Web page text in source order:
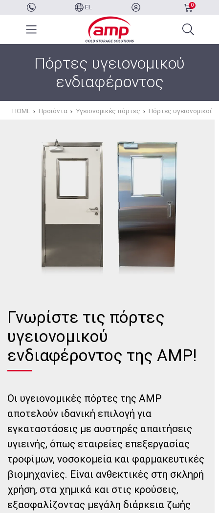
EL 0
Πόρτες υγειονομικού
ενδιαφέροντος
HOME Προϊόντα Υγειονομικές πόρτες Πόρτες υγειονομικού
Γνωρίστε τις πόρτες
υγειονομικού
ενδιαφέροντος της AMP!
Οι υγειονομικές πόρτες της AMP
αποτελούν ιδανική επιλογή για
εγκαταστάσεις με αυστηρές απαιτήσεις
υγιεινής, όπως εταιρείες επεξεργασίας
τροφίμων, νοσοκομεία και φαρμακευτικές
βιομηχανίες. Είναι ανθεκτικές στη σκληρή
χρήση, στα χημικά και στις κρούσεις,
εξασφαλίζοντας μεγάλη διάρκεια ζωής